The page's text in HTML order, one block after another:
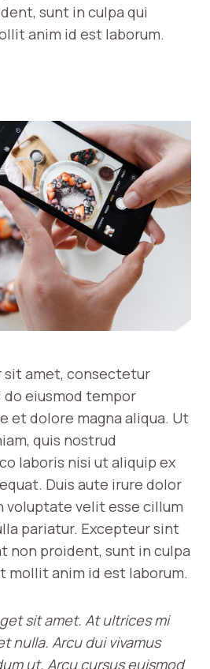
sunt in culpa qui
anim id est laborum.
sit amet, consectetur
eiusmod tempor
et dolore magna aliqua. Ut
quis nostrud
laboris nisi ut aliquip ex
Duis aute irure dolor
voluptate velit esse cillum
pariatur. Excepteur sint
non proident, sunt in culpa
mollit anim id est laborum.
sit amet. At ultrices mi
nulla. Arcu dui vivamus
ut. Arcu cursus euismod